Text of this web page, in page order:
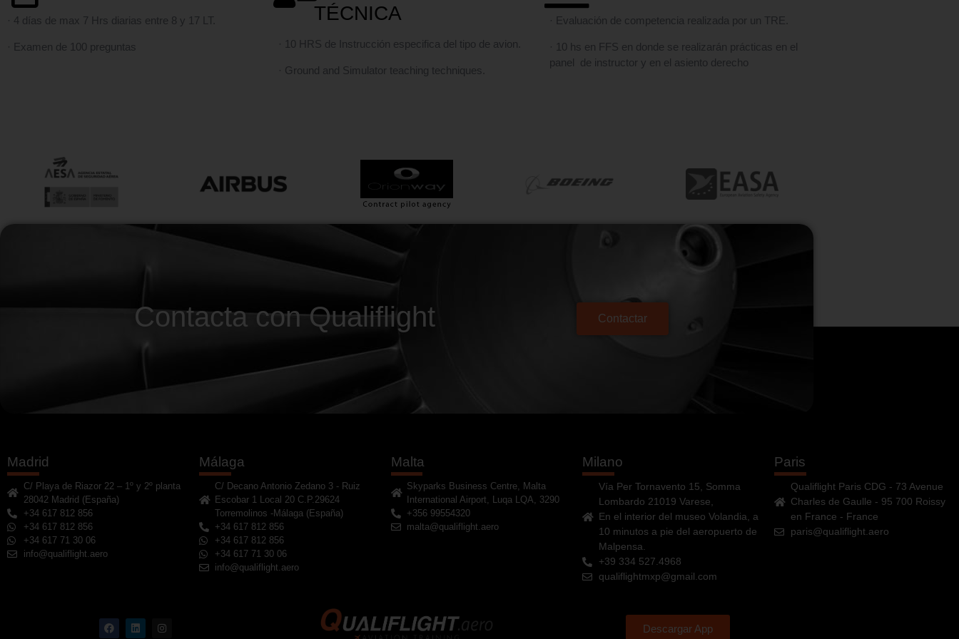
· 4 días de max 7 Hrs diarias entre 8 y 17 LT.
· Examen de 100 preguntas
TÉCNICA
· 10 HRS de Instrucción especifica del tipo de avion.
· Ground and Simulator teaching techniques.
· Evaluación de competencia realizada por un TRE.
· 10 hs en FFS en donde se realizarán prácticas en el
panel de instructor y en el asiento derecho
Contacta con Qualiflight Contactar
Madrid
C/ Playa de Riazor 22 – 1º y 2º planta
28042 Madrid (España)
+34 617 812 856
+34 617 812 856
+34 617 71 30 06
info@qualiflight.aero
Málaga
C/ Decano Antonio Zedano 3 - Ruiz
Escobar 1 Local 20 C.P.29624
Torremolinos -Málaga (España)
+34 617 812 856
+34 617 812 856
+34 617 71 30 06
info@qualiflight.aero
Malta
Skyparks Business Centre, Malta
International Airport, Luqa LQA, 3290
+356 99554320
malta@qualiflight.aero
Milano
Vía Per Tornavento 15, Somma
Lombardo 21019 Varese,
En el interior del museo Volandia, a
10 minutos a pie del aeropuerto de
Malpensa.
+39 334 527.4968
qualiflightmxp@gmail.com
Paris
Qualiflight Paris CDG - 73 Avenue
Charles de Gaulle - 95 700 Roissy
en France - France
paris@qualiflight.aero
Descargar App